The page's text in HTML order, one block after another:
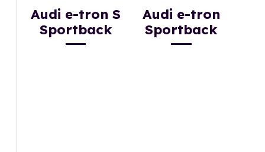
Audi e-tron S
Sportback
Audi e-tron
Sportback